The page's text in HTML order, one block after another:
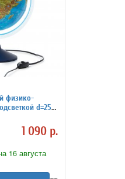
физико-
d=25
1 090 р.
16 августа